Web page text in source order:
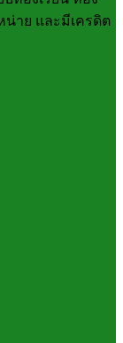
น่าย และมีเครดิต